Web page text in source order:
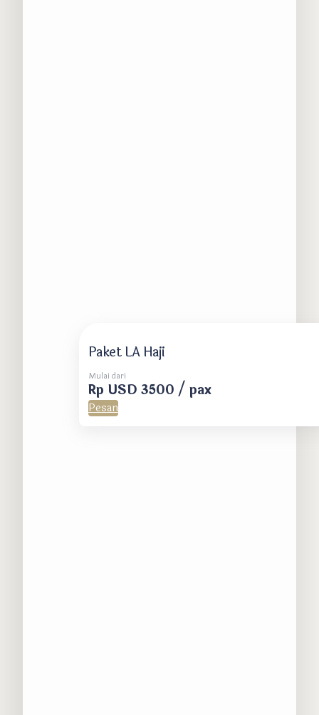
Paket LA Haji
Mulai dari
Rp USD 3500 / pax
Pesan